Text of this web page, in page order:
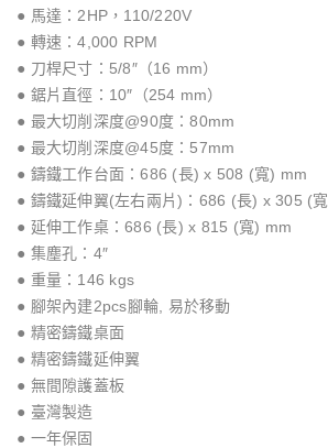
● 馬達：2HP，110/220V
● 轉速：4,000 RPM
● 刀桿尺寸：5/8″（16 mm）
● 鋸片直徑：10″（254 mm）
● 最大切削深度@90度：80mm
● 最大切削深度@45度：57mm
● 鑄鐵工作台面：686 (長) x 508 (寬) mm
● 鑄鐵延伸翼(左右兩片)：686 (長) x 305 (
● 延伸工作桌：686 (長) x 815 (寬) mm
● 集塵孔：4″
● 重量：146 kgs
● 腳架內建2pcs腳輪, 易於移動
● 精密鑄鐵桌面
● 精密鑄鐵延伸翼
● 無間隙護蓋板
● 臺灣製造
● 一年保固